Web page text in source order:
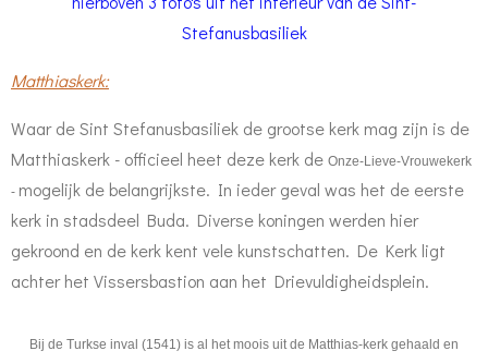
Stefanusbasiliek
Matthiaskerk:
Waar de Sint Stefanusbasiliek de grootse kerk mag zijn is de
Matthiaskerk - officieel heet deze kerk de Onze-Lieve-Vrouwekerk
- mogelijk de belangrijkste. In ieder geval was het de eerste
kerk in stadsdeel Buda. Diverse koningen werden hier
gekroond en de kerk kent vele kunstschatten. De Kerk ligt
achter het Vissersbastion aan het Drievuldigheidsplein.
Bij de Turkse inval (1541) is al het moois uit de Matthias-kerk gehaald en